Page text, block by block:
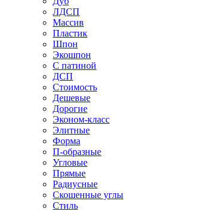
ЛДСП
Массив
Пластик
Шпон
Экошпон
С патиной
ДСП
Стоимость
Дешевые
Дорогие
Эконом-класс
Элитные
Форма
П-образные
Угловые
Прямые
Радиусные
Скошенные углы
Стиль